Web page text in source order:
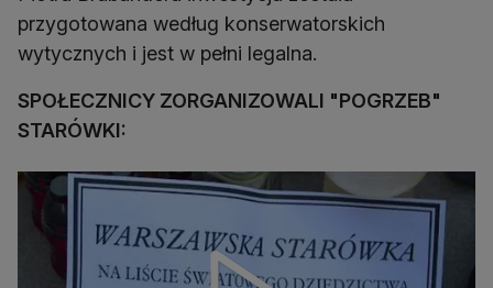
przygotowana według konserwatorskich
wytycznych i jest w pełni legalna.
SPOŁECZNICY ZORGANIZOWALI "POGRZEB"
STARÓWKI: